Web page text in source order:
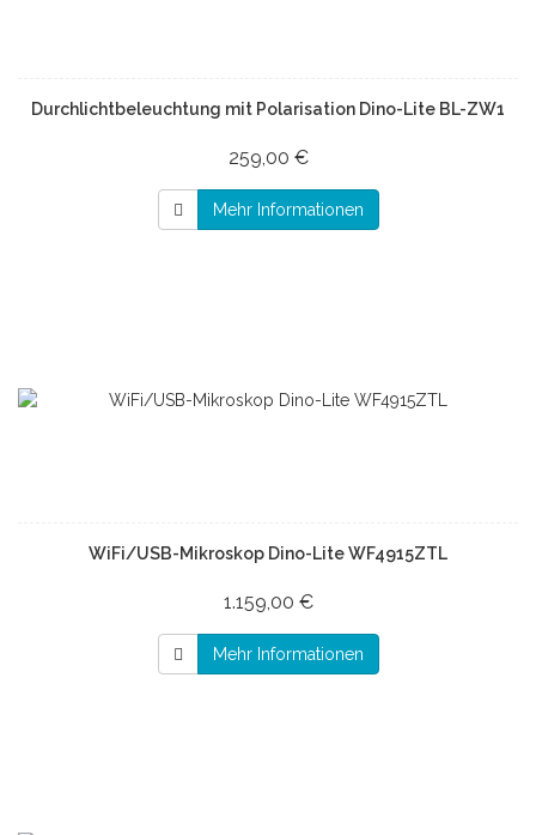
Durchlichtbeleuchtung mit Polarisation Dino-Lite BL-ZW1
259,00 €
Mehr Informationen
WiFi/USB-Mikroskop Dino-Lite WF4915ZTL
1.159,00 €
Mehr Informationen